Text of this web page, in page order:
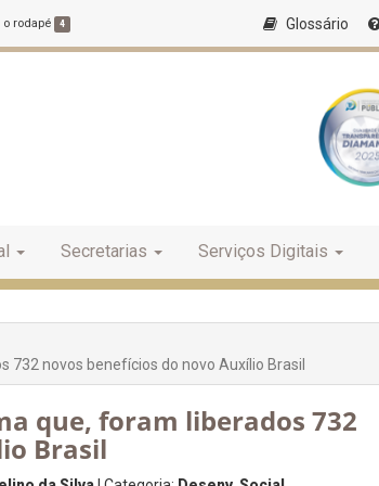
o rodapé 4 Glossário
Secretarias Serviços Digitais
novos benefícios do novo Auxílio Brasil
que, foram liberados 732
Brasil